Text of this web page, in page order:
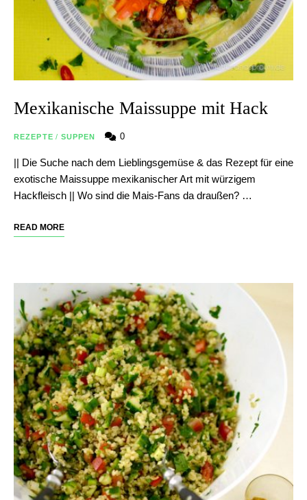
Mexikanische Maissuppe mit Hack
REZEPTE / SUPPEN 0
|| Die Suche nach dem Lieblingsgemüse & das Rezept für eine
exotische Maissuppe mexikanischer Art mit würzigem
Hackfleisch || Wo sind die Mais-Fans da draußen? …
READ MORE